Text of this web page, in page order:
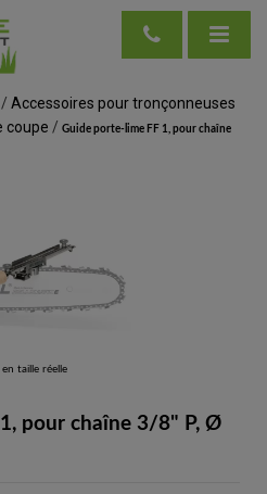
/ Accessoires pour tronçonneuses
coupe / Guide porte-lime FF 1, pour chaîne
taille réelle
pour chaîne 3/8" P, Ø